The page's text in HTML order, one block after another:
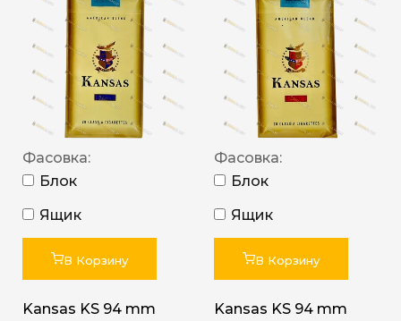
Фасовка:
Блок
Ящик
В Корзину
Kansas KS 94 mm
Фасовка:
Блок
Ящик
В Корзину
Kansas KS 94 mm